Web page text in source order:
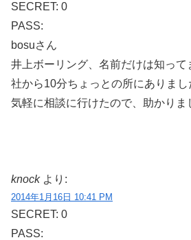
SECRET: 0
PASS:
bosuさん
井上ボーリング、名前だけは知って
社から10分ちょっとの所にありまし
気軽に相談に行けたので、助かりま
knock より:
2014年1月16日 10:41 PM
SECRET: 0
PASS: